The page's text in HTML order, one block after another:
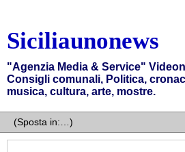
Siciliaunonews
"Agenzia Media & Service"
Consigli comunali, Politica,
musica, cultura, arte, mostre.